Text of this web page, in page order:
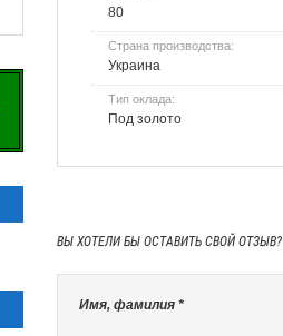
80
Страна производства:
Украина
Тип оклада:
Под золото
ВЫ ХОТЕЛИ БЫ ОСТАВИТЬ СВОЙ ОТЗЫВ?
Имя, фамилия *